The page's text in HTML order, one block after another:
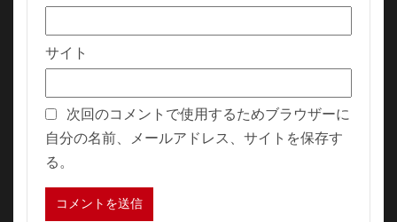
サイト
次回のコメントで使用するためブラウザーに
自分の名前、メールアドレス、サイトを保存す
る。